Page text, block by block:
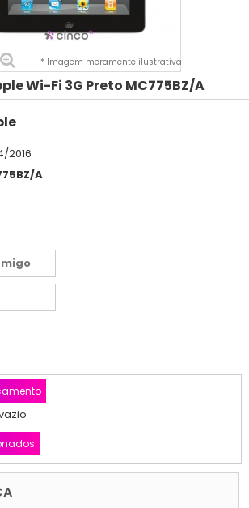
* Imagem meramente ilustrativa
Wi-Fi 3G Preto MC775BZ/A
2016
A